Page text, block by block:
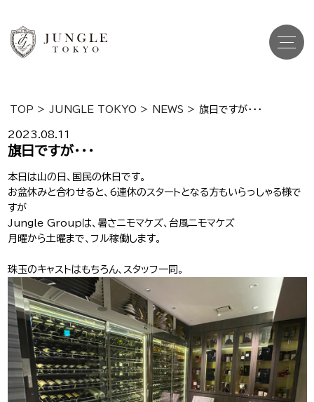
Gravure グラビア
Recruit Cast
Recruit Staff スタッフ求人
Shop Info
J-Tokyo
Entertainment
プロダクション事業
TOP > JUNGLE TOKYO > NEWS > 旗日ですが・・・
2023.08.11
旗日ですが・・・
本日は山の日、国民の休日です。
お盆休みと合わせると、6連休のスタートとなる方もいらっしゃる様で
すが
Jungle Groupは、暑さニモマケズ、台風ニモマケズ
月曜から土曜まで、フル稼働します。
珠玉のキャストはもちろん、スタッフ一同。